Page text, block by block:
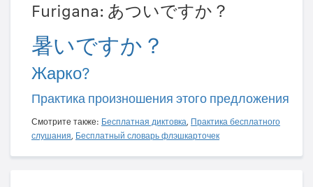
Furigana: あついですか？
暑いですか？
Жарко?
Практика произношения этого предложения
Смотрите также: Бесплатная диктовка, Практика бесплатного
слушания, Бесплатный словарь флэшкарточек